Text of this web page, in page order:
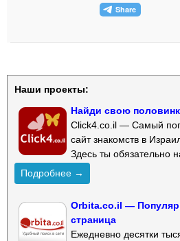
Наши проекты:
Найди свою
Click4.co.il — Самый
сайт знакомств в
Здесь ты обязательно
Подробнее →
Orbita.co.il —
страница
Ежедневно десятки